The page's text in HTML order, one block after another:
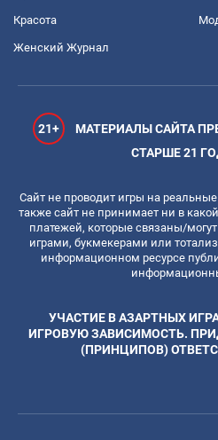
Красота
Женский Журнал
21+
МАТЕРИАЛЫ САЙТА
СТАРШЕ 21
Сайт не проводит игры на
также сайт не принимает ни в
платежей, которые связаны/
играми, букмекерами или
информационном ресурсе
УЧАСТИЕ В АЗАРТНЫХ
ИГРОВУЮ ЗАВИСИМОСТЬ.
(ПРИНЦИПОВ)